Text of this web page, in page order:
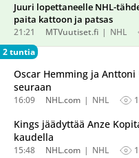
Juuri lopettaneelle NHL-
paita kattoon ja patsas
21:21 MTVuutiset.fi NHL
2 tuntia
Oscar Hemming ja
seuraan
16:09 NHL.com NHL
Kings jäädyttää Anze
kaudella
15:48 NHL.com NHL